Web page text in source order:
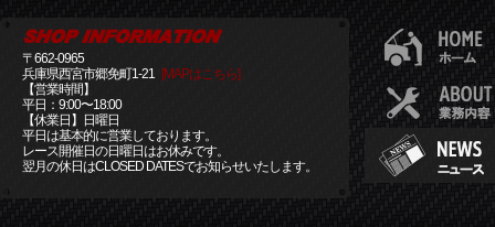
〒662-0965
兵庫県西宮市郷免町1-21 [MAPはこちら]
【営業時間】
平日：9:00〜18:00
【休業日】日曜日
平日は基本的に営業しております。
レース開催日の日曜日はお休みです。
翌月の休日はCLOSED DATESでお知らせいたします。